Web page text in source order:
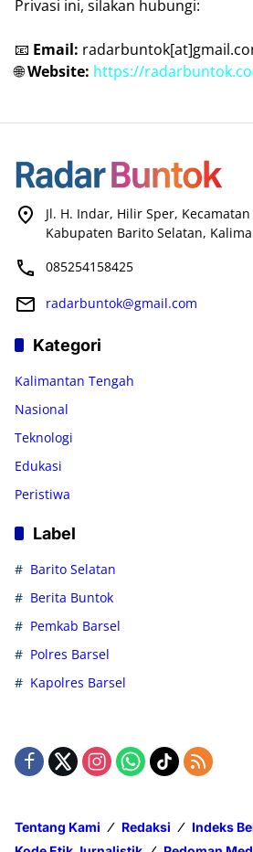
Privasi ini, silakan hubungi:
📧 Email:
🌐Website: https://
Jl. H. Indar, Hilir Sper,
Kabupaten Barito Selatan,
085254158425
radarbuntok@gmail.com
Kategori
Kalimantan Tengah
Nasional
Teknologi
Edukasi
Peristiwa
Label
Barito Selatan
Berita Buntok
Pemkab Barsel
Polres Barsel
Kapolres Barsel
Tentang Kami Redaksi
Indeks